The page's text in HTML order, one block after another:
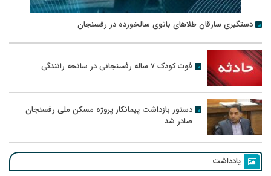
دستگیری سارقان طلاهای بانوی سالخورده در رفسنجان
فوت کودک ۷ ساله رفسنجانی در سانحه رانندگی
دستور بازداشت پیمانکار پروژه مسکن ملی رفسنجان
صادر شد
یادداشت